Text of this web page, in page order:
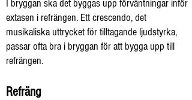
I bryggan ska det byggas upp förväntningar inför
extasen i refrängen. Ett crescendo, det
musikaliska uttrycket för tilltagande ljudstyrka,
passar ofta bra i bryggan för att bygga upp till
refrängen.
Refräng